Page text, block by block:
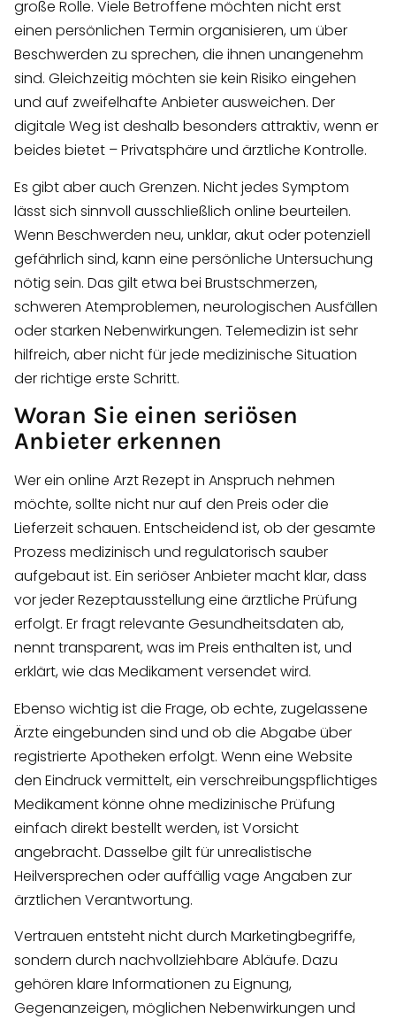
große Rolle. Viele Betroffene möchten nicht erst
einen persönlichen Termin organisieren, um über
Beschwerden zu sprechen, die ihnen unangenehm
sind. Gleichzeitig möchten sie kein Risiko eingehen
und auf zweifelhafte Anbieter ausweichen. Der
digitale Weg ist deshalb besonders attraktiv, wenn er
beides bietet – Privatsphäre und ärztliche Kontrolle.
Es gibt aber auch Grenzen. Nicht jedes Symptom
lässt sich sinnvoll ausschließlich online beurteilen.
Wenn Beschwerden neu, unklar, akut oder potenziell
gefährlich sind, kann eine persönliche Untersuchung
nötig sein. Das gilt etwa bei Brustschmerzen,
schweren Atemproblemen, neurologischen Ausfällen
oder starken Nebenwirkungen. Telemedizin ist sehr
hilfreich, aber nicht für jede medizinische Situation
der richtige erste Schritt.
Woran Sie einen seriösen
Anbieter erkennen
Wer ein online Arzt Rezept in Anspruch nehmen
möchte, sollte nicht nur auf den Preis oder die
Lieferzeit schauen. Entscheidend ist, ob der gesamte
Prozess medizinisch und regulatorisch sauber
aufgebaut ist. Ein seriöser Anbieter macht klar, dass
vor jeder Rezeptausstellung eine ärztliche Prüfung
erfolgt. Er fragt relevante Gesundheitsdaten ab,
nennt transparent, was im Preis enthalten ist, und
erklärt, wie das Medikament versendet wird.
Ebenso wichtig ist die Frage, ob echte, zugelassene
Ärzte eingebunden sind und ob die Abgabe über
registrierte Apotheken erfolgt. Wenn eine Website
den Eindruck vermittelt, ein verschreibungspflichtiges
Medikament könne ohne medizinische Prüfung
einfach direkt bestellt werden, ist Vorsicht
angebracht. Dasselbe gilt für unrealistische
Heilversprechen oder auffällig vage Angaben zur
ärztlichen Verantwortung.
Vertrauen entsteht nicht durch Marketingbegriffe,
sondern durch nachvollziehbare Abläufe. Dazu
gehören klare Informationen zu Eignung,
Gegenanzeigen, möglichen Nebenwirkungen und